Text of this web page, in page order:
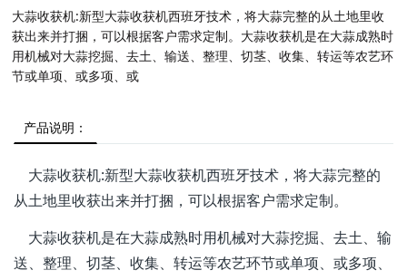
大蒜收获机:新型大蒜收获机西班牙技术，将大蒜完整的从土地里收
获出来并打捆，可以根据客户需求定制。大蒜收获机是在大蒜成熟时
用机械对大蒜挖掘、去土、输送、整理、切茎、收集、转运等农艺环
节或单项、或多项、或
产品说明：
大蒜收获机:新型大蒜收获机西班牙技术，将大蒜完整的
从土地里收获出来并打捆，可以根据客户需求定制。
大蒜收获机是在大蒜成熟时用机械对大蒜挖掘、去土、输
送、整理、切茎、收集、转运等农艺环节或单项、或多项、